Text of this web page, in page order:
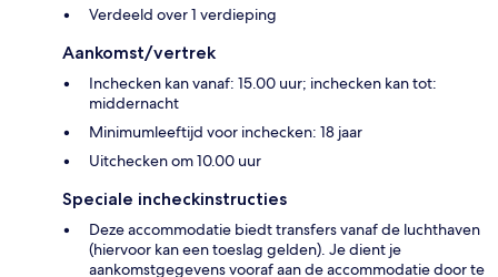
Verdeeld over 1 verdieping
Aankomst/vertrek
Inchecken kan vanaf: 15.00 uur; inchecken kan tot:
middernacht
Minimumleeftijd voor inchecken: 18 jaar
Uitchecken om 10.00 uur
Speciale incheckinstructies
Deze accommodatie biedt transfers vanaf de luchthaven
(hiervoor kan een toeslag gelden). Je dient je
aankomstgegevens vooraf aan de accommodatie door te